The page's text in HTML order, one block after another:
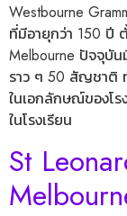
Westbourne
ที่มีอายุกว่า 150 ปี
Melbourne ปัจจุบั
ราว ๆ 50 สัญชาติ
ในเอกลักษณ์ของโร
ในโรงเรียน
St